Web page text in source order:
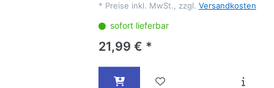
* Preise inkl. MwSt., zzgl. Versandkosten
sofort lieferbar
21,99 € *